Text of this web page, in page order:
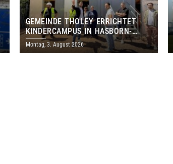
GEMEINDE THOLEY ERRICHTET
KINDERCAMPUS IN HASBORN-
DAUTWEILER FÜR RUND 8,5 BIS 9
MILLIONEN EURO
Montag, 3. August 2026